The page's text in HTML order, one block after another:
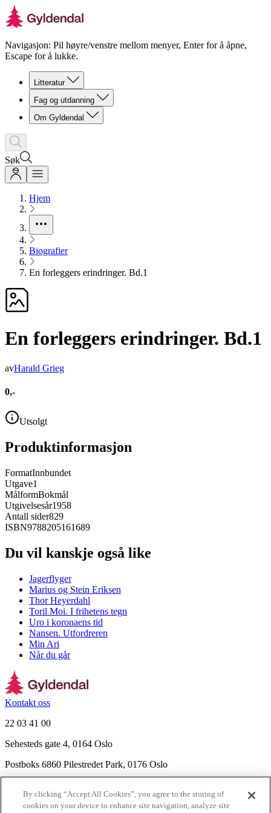
Navigasjon: Pil høyre/venstre mellom menyer, Enter for å åpne,
Escape for å lukke.
Litteratur
Fag og utdanning
Om Gyldendal
Søk
Hjem
Biografier
En forleggers erindringer. Bd.1
En forleggers erindringer. Bd.1
avHarald Grieg
0,-
Utsolgt
Produktinformasjon
FormatInnbundet
Utgave1
MålformBokmål
Utgivelsesår1958
Antall sider829
ISBN9788205161689
Du vil kanskje også like
Jagerflyger
Marius og Stein Eriksen
Thor Heyerdahl
Toril Moi. I frihetens tegn
Uro i koronaens tid
Nansen. Utfordreren
Min Ari
Når du går
Kontakt oss
22 03 41 00
Sehesteds gate 4, 0164 Oslo
Postboks 6860 Pilestredet Park, 0176 Oslo
Nyhetsbrev
By clicking “Accept All Cookies”, you agree to the storing of
cookies on your device to enhance site navigation, analyze site